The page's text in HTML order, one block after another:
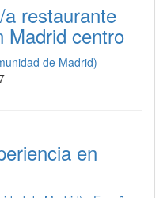
restaurante
Madrid centro
de Madrid) -
en